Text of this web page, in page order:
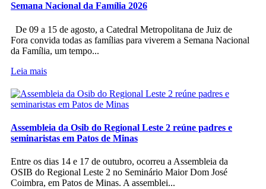
Semana Nacional da Família 2026
De 09 a 15 de agosto, a Catedral Metropolitana de Juiz de
Fora convida todas as famílias para viverem a Semana Nacional
da Família, um tempo...
Leia mais
Assembleia da Osib do Regional Leste 2 reúne padres e
seminaristas em Patos de Minas
Entre os dias 14 e 17 de outubro, ocorreu a Assembleia da
OSIB do Regional Leste 2 no Seminário Maior Dom José
Coimbra, em Patos de Minas. A assemblei...